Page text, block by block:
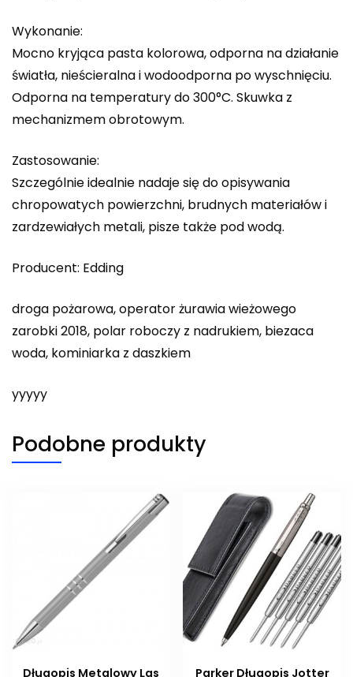
Wykonanie:
Mocno kryjąca pasta kolorowa, odporna na działanie
światła, nieścieralna i wodoodporna po wyschnięciu.
Odporna na temperatury do 300°C. Skuwka z
mechanizmem obrotowym.
Zastosowanie:
Szczególnie idealnie nadaje się do opisywania
chropowatych powierzchni, brudnych materiałów i
zardzewiałych metali, pisze także pod wodą.
Producent: Edding
droga pożarowa, operator żurawia wieżowego
zarobki 2018, polar roboczy z nadrukiem, biezaca
woda, kominiarka z daszkiem
yyyyy
Podobne produkty
Długopis Metalowy Las Parker Długopis Jotter